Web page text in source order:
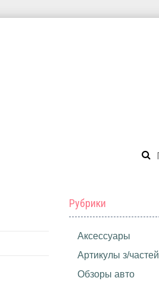
Рубрики
Аксессуары
Артикулы з/частей
Обзоры авто